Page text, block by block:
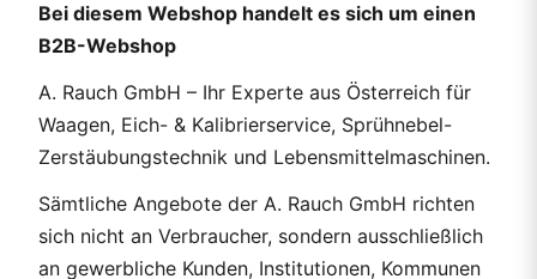
Bei diesem Webshop handelt es sich um einen
B2B-Webshop
A. Rauch GmbH – Ihr Experte aus Österreich für
Waagen, Eich- & Kalibrierservice, Sprühnebel-
Zerstäubungstechnik und Lebensmittelmaschinen.
Sämtliche Angebote der A. Rauch GmbH richten
sich nicht an Verbraucher, sondern ausschließlich
an gewerbliche Kunden, Institutionen, Kommunen